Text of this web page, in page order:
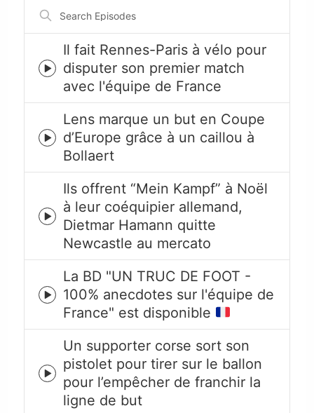
Search
Episodes
Episode
play
icon
Il fait Rennes-Paris à vélo pour
disputer son premier match
avec l'équipe de France
Episode
play
icon
Lens marque un but en Coupe
d’Europe grâce à un caillou à
Bollaert
Episode
play
icon
Ils offrent “Mein Kampf” à Noël
à leur coéquipier allemand,
Dietmar Hamann quitte
Newcastle au mercato
Episode
play
icon
La BD "UN TRUC DE FOOT -
100% anecdotes sur l'équipe de
France" est disponible
Episode
play
icon
Un supporter corse sort son
pistolet pour tirer sur le ballon
pour l’empêcher de franchir la
ligne de but